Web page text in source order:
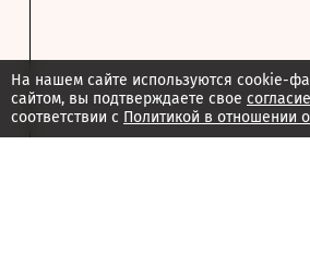
На нашем сайте используются cookie-
сайтом, вы подтверждаете свое согласие
соответствии с Политикой в отношении